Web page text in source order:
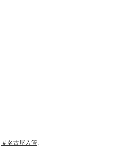
＃名古屋入管,